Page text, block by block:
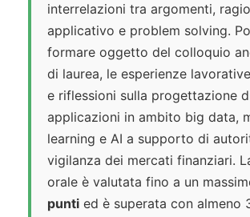
interrelazioni tra argomenti,
applicativo e problem solving.
formare oggetto del colloquio
di laurea, le esperienze
e riflessioni sulla progettazione
applicazioni in ambito big data,
learning e AI a supporto di
vigilanza dei mercati finanziari.
orale è valutata fino a un
punti ed è superata con almeno